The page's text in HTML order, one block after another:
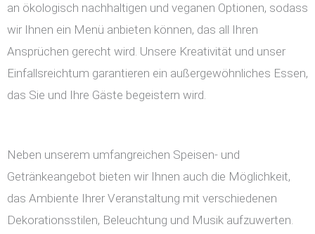
an ökologisch nachhaltigen und veganen Optionen, sodass
wir Ihnen ein Menü anbieten können, das all Ihren
Ansprüchen gerecht wird. Unsere Kreativität und unser
Einfallsreichtum garantieren ein außergewöhnliches Essen,
das Sie und Ihre Gäste begeistern wird.
Neben unserem umfangreichen Speisen- und
Getränkeangebot bieten wir Ihnen auch die Möglichkeit,
das Ambiente Ihrer Veranstaltung mit verschiedenen
Dekorationsstilen, Beleuchtung und Musik aufzuwerten.